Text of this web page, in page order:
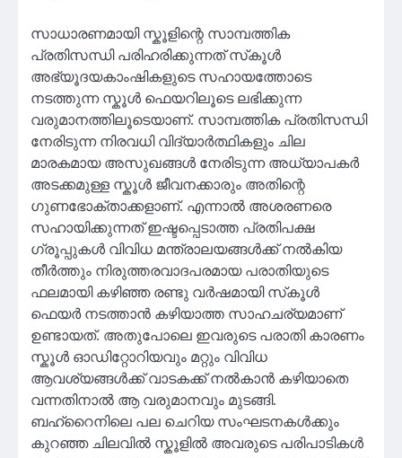
സാധാരണമായി സ്കൂളിന്റെ സാമ്പത്തിക
പ്രതിസന്ധി പരിഹരിക്കുന്നത് സ്‌കൂൾ
അഭ്യൂദയകാംഷികളുടെ സഹായത്തോടെ
നടത്തുന്ന സ്കൂൾ ഫെയറിലൂടെ ലഭിക്കുന്ന
വരുമാനത്തിലൂടെയാണ്. സാമ്പത്തിക പ്രതിസന്ധി
നേരിടുന്ന നിരവധി വിദ്യാർത്ഥികളും ചില
മാരകമായ അസുഖങ്ങൾ നേരിടുന്ന അധ്യാപകർ
അടക്കമുള്ള സ്കൂൾ ജീവനക്കാരും അതിന്റെ
ഗുണഭോക്താക്കളാണ്. എന്നാൽ അശരണരെ
സഹായിക്കുന്നത് ഇഷ്ടപ്പെടാത്ത പ്രതിപക്ഷ
ഗ്രൂപ്പുകൾ വിവിധ മന്ത്രാലയങ്ങൾക്ക് നൽകിയ
തീർത്തും നിരുത്തരവാദപരമായ പരാതിയുടെ
ഫലമായി കഴിഞ്ഞ രണ്ടു വർഷമായി സ്‌കൂൾ
ഫെയർ നടത്താൻ കഴിയാത്ത സാഹചര്യമാണ്
ഉണ്ടായത്. അതുപോലെ ഇവരുടെ പരാതി കാരണം
സ്കൂൾ ഓഡിറ്റോറിയവും മറ്റും വിവിധ
ആവശ്യങ്ങൾക്ക് വാടകക്ക് നൽകാൻ കഴിയാതെ
വന്നതിനാൽ ആ വരുമാനവും മുടങ്ങി.
ബഹ്‌റൈനിലെ പല ചെറിയ സംഘടനകൾക്കും
കുറഞ്ഞ ചിലവിൽ സ്കൂളിൽ അവരുടെ പരിപാടികൾ